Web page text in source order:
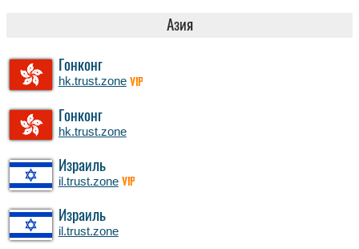
Азия
Гонконг
hk.trust.zone VIP
Гонконг
hk.trust.zone
Израиль
il.trust.zone VIP
Израиль
il.trust.zone